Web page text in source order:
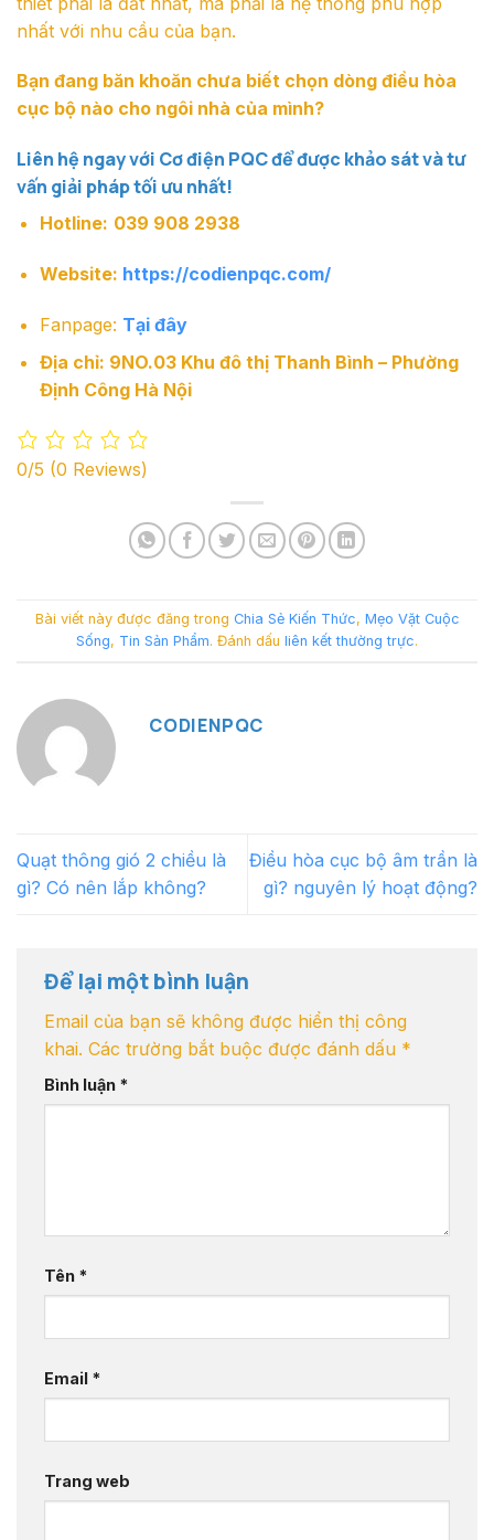
nhất với nhu cầu của bạn.
Bạn đang băn khoăn chưa biết chọn dòng điều hòa
cục bộ nào cho ngôi nhà của mình?
Liên hệ ngay với Cơ điện PQC để được khảo sát và tư
vấn giải pháp tối ưu nhất!
Hotline: 039 908 2938
Website: https://codienpqc.com/
Fanpage: Tại đây
Địa chỉ: 9NO.03 Khu đô thị Thanh Bình – Phường
Định Công Hà Nội
0/5 (0 Reviews)
Bài viết này được đăng trong Chia Sẻ Kiến Thức, Mẹo Vặt Cuộc
Sống, Tin Sản Phẩm. Đánh dấu liên kết thường trực.
CODIENPQC
Quạt thông gió 2 chiều là
gì? Có nên lắp không?
Điều hòa cục bộ âm trần là
gì? nguyên lý hoạt động?
Để lại một bình luận
Email của bạn sẽ không được hiển thị công
khai. Các trường bắt buộc được đánh dấu *
Bình luận *
Tên *
Email *
Trang web